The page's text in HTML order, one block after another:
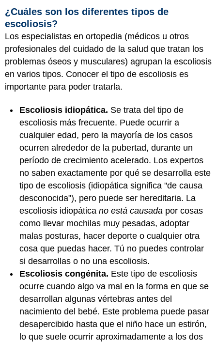
¿Cuáles son los diferentes tipos de
escoliosis?
Los especialistas en ortopedia (médicos u otros
profesionales del cuidado de la salud que tratan los
problemas óseos y musculares) agrupan la escoliosis
en varios tipos. Conocer el tipo de escoliosis es
importante para poder tratarla.
Escoliosis idiopática. Se trata del tipo de
escoliosis más frecuente. Puede ocurrir a
cualquier edad, pero la mayoría de los casos
ocurren alrededor de la pubertad, durante un
período de crecimiento acelerado. Los expertos
no saben exactamente por qué se desarrolla este
tipo de escoliosis (idiopática significa "de causa
desconocida"), pero puede ser hereditaria. La
escoliosis idiopática no está causada por cosas
como llevar mochilas muy pesadas, adoptar
malas posturas, hacer deporte o cualquier otra
cosa que puedas hacer. Tú no puedes controlar
si desarrollas o no una escoliosis.
Escoliosis congénita. Este tipo de escoliosis
ocurre cuando algo va mal en la forma en que se
desarrollan algunas vértebras antes del
nacimiento del bebé. Este problema puede pasar
desapercibido hasta que el niño hace un estirón,
lo que suele ocurrir aproximadamente a los dos